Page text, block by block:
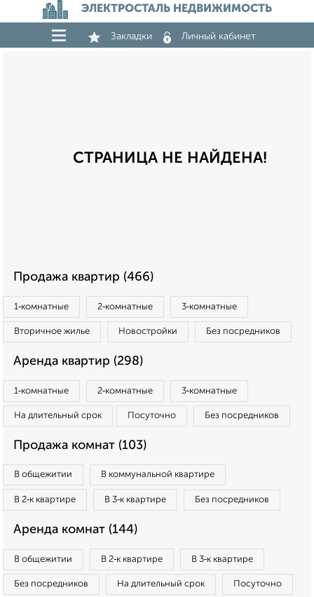
ЭЛЕКТРОСТАЛЬ НЕДВИЖИМОСТЬ
Закладки Личный кабинет
СТРАНИЦА НЕ НАЙДЕНА!
Продажа квартир (466)
1‑комнатные 2‑комнатные 3‑комнатные
Вторичное жилье Новостройки Без посредников
Аренда квартир (298)
1‑комнатные 2‑комнатные 3‑комнатные
На длительный срок Посуточно Без посредников
Продажа комнат (103)
В общежитии В коммунальной квартире
В 2‑к квартире В 3‑к квартире Без посредников
Аренда комнат (144)
В общежитии В 2‑к квартире В 3‑к квартире
Без посредников На длительный срок Посуточно